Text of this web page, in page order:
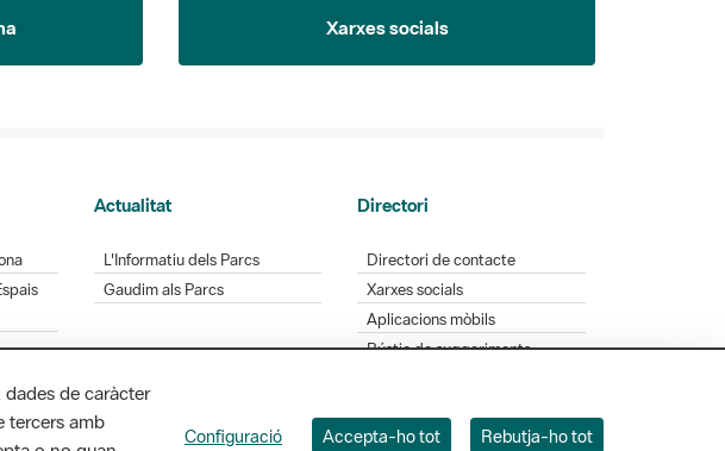
Xarxes socials
Actualitat
L'Informatiu dels Parcs
Gaudim als Parcs
Directori
Directori de contacte
Xarxes socials
Aplicacions mòbils
Bústia de suggeriments
de caràcter
tercers amb
Configuració Accepta-ho tot Rebutja-ho tot